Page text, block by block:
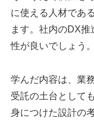
に使える人材であ
ます。社内のDX
性が良いでしょう。
学んだ内容は、業
受託の土台として
身につけた設計の